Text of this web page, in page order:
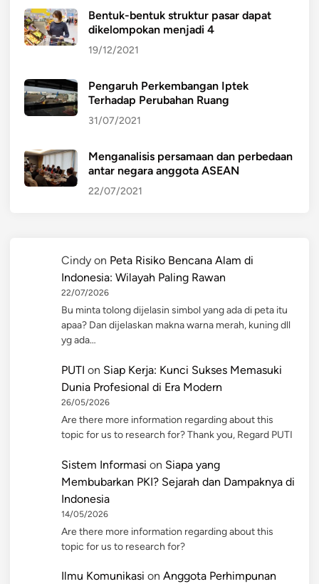
Bentuk-bentuk struktur pasar dapat
dikelompokan menjadi 4
19/12/2021
Pengaruh Perkembangan Iptek
Terhadap Perubahan Ruang
31/07/2021
Menganalisis persamaan dan perbedaan
antar negara anggota ASEAN
22/07/2021
Cindy on Peta Risiko Bencana Alam di
Indonesia: Wilayah Paling Rawan
22/07/2026
Bu minta tolong dijelasin simbol yang ada di peta itu
apaa? Dan dijelaskan makna warna merah, kuning dll
yg ada…
PUTI on Siap Kerja: Kunci Sukses Memasuki
Dunia Profesional di Era Modern
26/05/2026
Are there more information regarding about this
topic for us to research for? Thank you, Regard PUTI
Sistem Informasi on Siapa yang
Membubarkan PKI? Sejarah dan Dampaknya di
Indonesia
14/05/2026
Are there more information regarding about this
topic for us to research for?
Ilmu Komunikasi on Anggota Perhimpunan